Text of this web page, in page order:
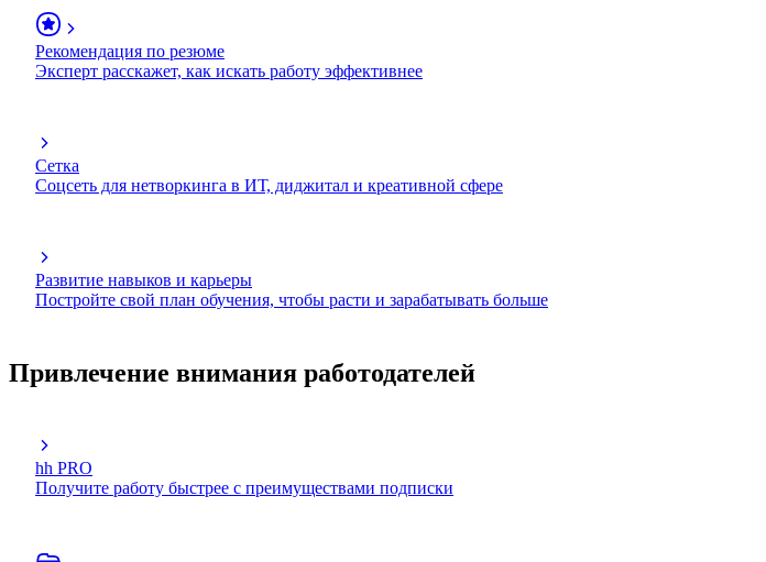
Рекомендация по резюме
Эксперт расскажет, как искать работу эффективнее
Сетка
Соцсеть для нетворкинга в ИТ, диджитал и креативной сфере
Развитие навыков и карьеры
Постройте свой план обучения, чтобы расти и зарабатывать больше
Привлечение внимания работодателей
hh PRO
Получите работу быстрее с преимуществами подписки